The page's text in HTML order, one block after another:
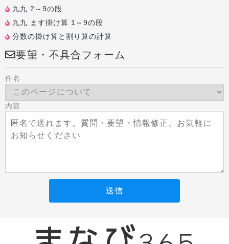
九九 2～9の段
九九 ます掛け算 1～9の段
分数の掛け算と割り算の計算
要望・不具合フォーム
件名
内容
送信